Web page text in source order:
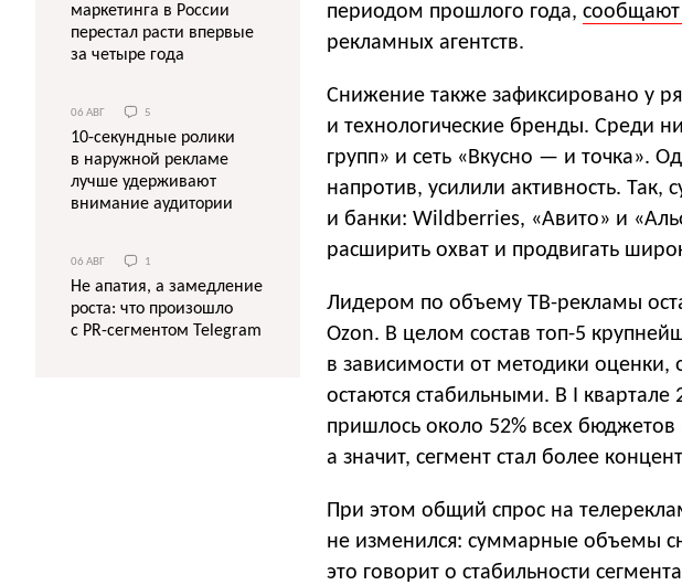
периодом прошлого года, сообщают
рекламных агентств.
Снижение также зафиксировано у
и технологические бренды. Среди
групп» и сеть «Вкусно — и точка».
напротив, усилили активность. Так,
и банки: Wildberries, «Авито» и
расширить охват и продвигать
Лидером по объему ТВ-рекламы
Ozon. В целом состав топ-5
в зависимости от методики
остаются стабильными. В I квартале
пришлось около 52% всех
а значит, сегмент стал более
При этом общий спрос на
не изменился: суммарные объемы
это говорит о стабильности
маркетинга в России
перестал расти впервые
за четыре года
06 АВГ 5
10-секундные ролики
в наружной рекламе
лучше удерживают
внимание аудитории
06 АВГ 1
Не апатия, а замедление
роста: что произошло
с PR-сегментом Telegram